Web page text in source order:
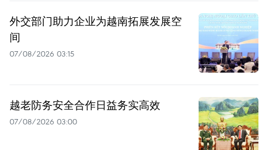
外交部门助力企业为越南拓展发展空
间
07/08/2026 03:15
越老防务安全合作日益务实高效
07/08/2026 03:00